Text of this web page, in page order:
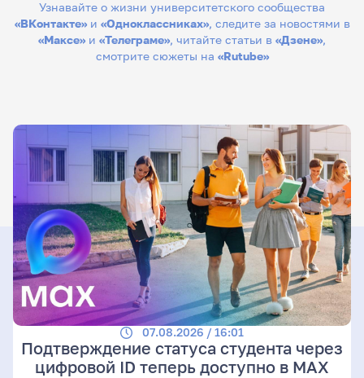
Узнавайте о жизни университетского сообщества
«ВКонтакте»и «Одноклассниках», следите за новостями в
«Максе» и «Телеграме», читайте статьи в «Дзене»,
смотрите сюжеты на «Rutube»
07.08.2026 / 16:01
Подтверждение статуса студента через
цифровой ID теперь доступно в МАХ